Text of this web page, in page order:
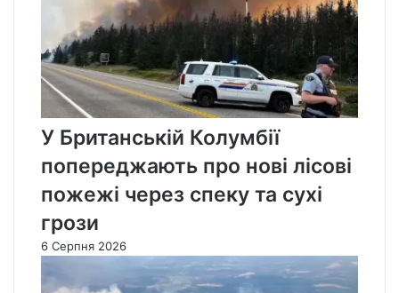
У Британській Колумбії
попереджають про нові лісові
пожежі через спеку та сухі
грози
6 Серпня 2026